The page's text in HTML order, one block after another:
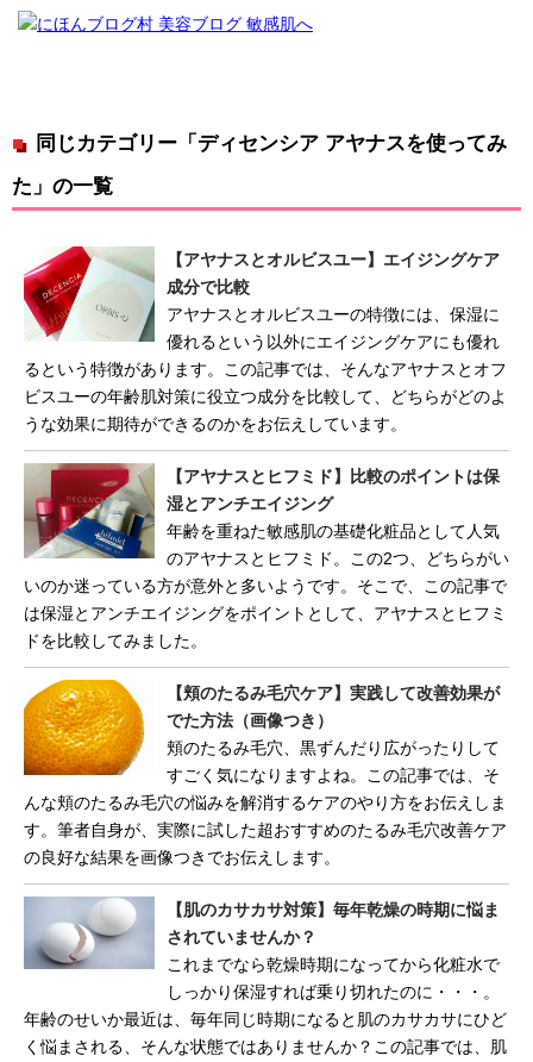
同じカテゴリー「ディセンシア アヤナスを使ってみ
た」の一覧
【アヤナスとオルビスユー】エイジングケア
成分で比較
アヤナスとオルビスユーの特徴には、保湿に
優れるという以外にエイジングケアにも優れ
るという特徴があります。この記事では、そんなアヤナスとオフ
ビスユーの年齢肌対策に役立つ成分を比較して、どちらがどのよ
うな効果に期待ができるのかをお伝えしています。
【アヤナスとヒフミド】比較のポイントは保
湿とアンチエイジング
年齢を重ねた敏感肌の基礎化粧品として人気
のアヤナスとヒフミド。この2つ、どちらがい
いのか迷っている方が意外と多いようです。そこで、この記事で
は保湿とアンチエイジングをポイントとして、アヤナスとヒフミ
ドを比較してみました。
【頬のたるみ毛穴ケア】実践して改善効果が
でた方法（画像つき）
頬のたるみ毛穴、黒ずんだり広がったりして
すごく気になりますよね。この記事では、そ
んな頬のたるみ毛穴の悩みを解消するケアのやり方をお伝えしま
す。筆者自身が、実際に試した超おすすめのたるみ毛穴改善ケア
の良好な結果を画像つきでお伝えします。
【肌のカサカサ対策】毎年乾燥の時期に悩ま
されていませんか？
これまでなら乾燥時期になってから化粧水で
しっかり保湿すれば乗り切れたのに・・・。
年齢のせいか最近は、毎年同じ時期になると肌のカサカサにひど
く悩まされる、そんな状態ではありませんか？この記事では、肌